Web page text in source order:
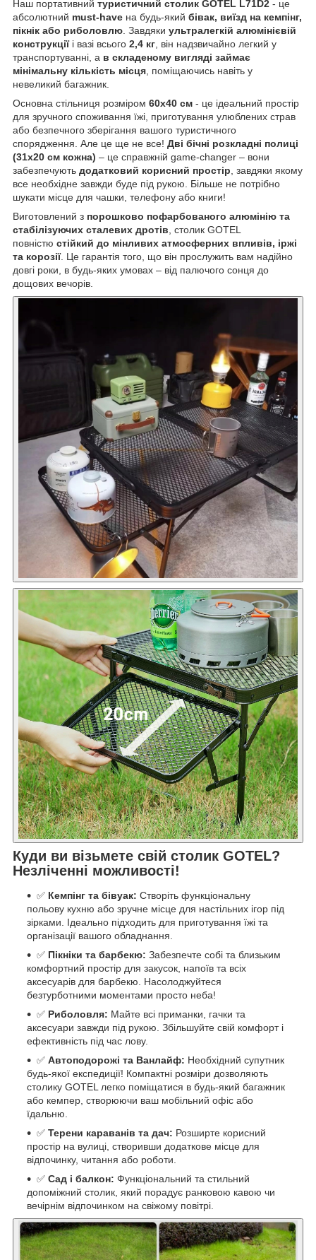
Наш портативний туристичний столик GOTEL L71D2 - це
абсолютний must-have на будь-який бівак, виїзд на кемпінг,
пікнік або риболовлю . Завдяки ультралегкій алюмінієвій
конструкціїі вазі всього 2,4 кг , він надзвичайно легкий у
транспортуванні, а в складеному вигляді займає
мінімальну кількість місця , поміщаючись навіть у
невеликий багажник.
Основна стільниця розміром 60х40 см - це ідеальний простір
для зручного споживання їжі, приготування улюблених страв
або безпечного зберігання вашого туристичного
спорядження. Але це ще не все! Дві бічні розкладні полиці
(31х20 см кожна) – це справжній game-changer – вони
забезпечують додатковий корисний простір , завдяки якому
все необхідне завжди буде під рукою. Більше не потрібно
шукати місце для чашки, телефону або книги!
Виготовлений з порошково пофарбованого алюмінію та
стабілізуючих сталевих дротів , столик GOTEL
повністю стійкий до мінливих атмосферних впливів, іржі
та корозії. Це гарантія того, що він прослужить вам надійно
довгі роки, в будь-яких умовах – від палючого сонця до
дощових вечорів.
Куди ви візьмете свій столик GOTEL?
Незліченні можливості!
✅ Кемпінг та бівуак: Створіть функціональну
польову кухню або зручне місце для настільних ігор під
зірками. Ідеально підходить для приготування їжі та
організації вашого обладнання.
✅ Пікніки та барбекю: Забезпечте собі та близьким
комфортний простір для закусок, напоїв та всіх
аксесуарів для барбекю. Насолоджуйтеся
безтурботними моментами просто неба!
✅ Риболовля: Майте всі приманки, гачки та
аксесуари завжди під рукою. Збільшуйте свій комфорт і
ефективність під час лову.
✅ Автоподорожі та Ванлайф: Необхідний супутник
будь-якої експедиції! Компактні розміри дозволяють
столику GOTEL легко поміщатися в будь-який багажник
або кемпер, створюючи ваш мобільний офіс або
їдальню.
✅ Терени караванів та дач: Розширте корисний
простір на вулиці, створивши додаткове місце для
відпочинку, читання або роботи.
✅ Сад і балкон: Функціональний та стильний
допоміжний столик, який порадує ранковою кавою чи
вечірнім відпочинком на свіжому повітрі.